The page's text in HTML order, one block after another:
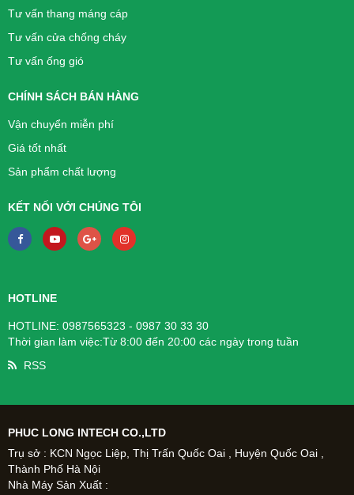
Tư vấn thang máng cáp
Tư vấn cửa chống cháy
Tư vấn ống gió
CHÍNH SÁCH BÁN HÀNG
Vận chuyển miễn phí
Giá tốt nhất
Sản phẩm chất lượng
KẾT NỐI VỚI CHÚNG TÔI
HOTLINE
HOTLINE: 0987565323 - 0987 30 33 30
Thời gian làm việc:Từ 8:00 đến 20:00 các ngày trong tuần
RSS
PHUC LONG INTECH CO.,LTD
Trụ sở : KCN Ngọc Liệp, Thị Trấn Quốc Oai , Huyện Quốc Oai ,
Thành Phố Hà Nội
Nhà Máy Sản Xuất :